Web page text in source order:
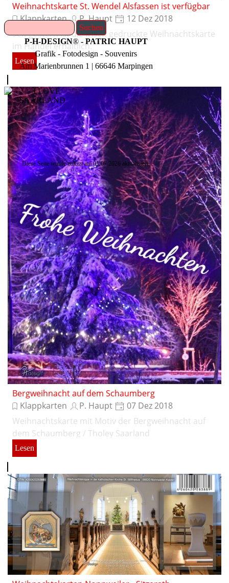
Weihnachtskarte St. Wendel Alsfassen ist verfügbar
Klappkarten
P. Haupt
12 Dez 2018
Seit gestern ist die frisch gedruckte Weihnachtskarte
im Handel erhältlich.
Lesen
Bergweihnacht auf dem Schaumberg
Klappkarten
P. Haupt
07 Dez 2018
Weihnachtskarte mit Motiv der Bergweihnacht auf
dem Schaumberg / Tholey Saarland
Lesen
Suchen
P-H-DESIGN®- PATRIC HAUPT
Grafik - Fotodesign - Souvenirs
Am Marienbrunnen 1 | 66646 Marpingen
Diese Seite wurde zuletzt am01.07.2026 aktualisiert.